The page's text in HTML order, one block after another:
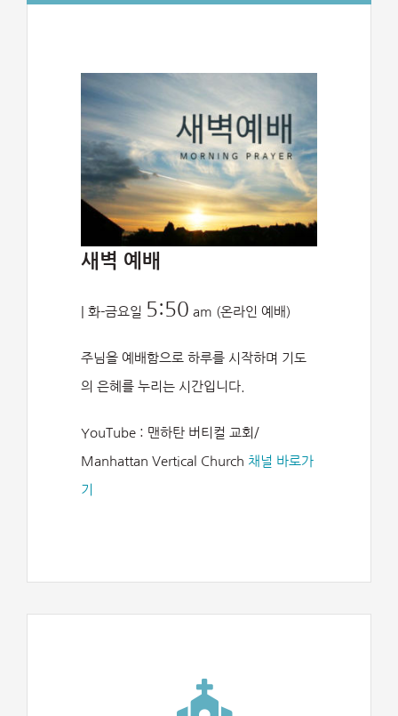
새벽 예배
| 화-금요일 5:50 am (온라인 예배)
주님을 예배함으로 하루를 시작하며 기도
의 은혜를 누리는 시간입니다.
YouTube : 맨하탄 버티컬 교회/
Manhattan Vertical Church 채널 바로가
기